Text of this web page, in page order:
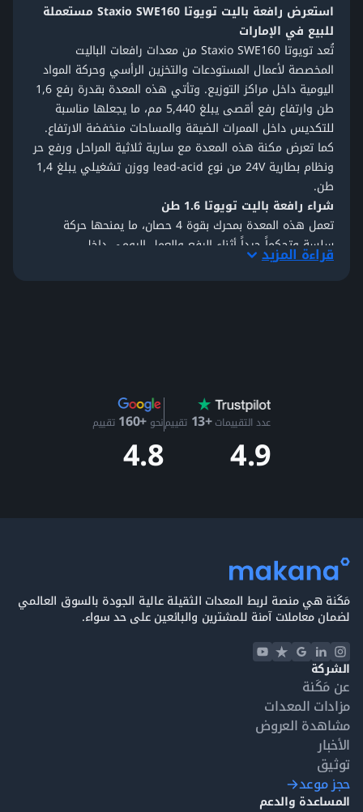
استعرض رافعة باليت تويوتا Staxio SWE160 مستعملة
للبيع في الإمارات
تُعد تويوتا Staxio SWE160 من معدات
رافعات الباليت
المخصصة لأعمال المستودعات والتخزين الرأسي وحركة المواد
اليومية داخل مراكز التوزيع. وتأتي هذه المعدة بقدرة رفع 1,6
طن وارتفاع رفع أقصى يبلغ 5,440 مم، ما يجعلها مناسبة
للتكديس داخل الممرات الضيقة والمساحات منخفضة الارتفاع.
كما تعرض مكنة هذه المعدة مع سارية ثلاثية المراحل ورفع حر
ونظام بطارية 24V من نوع lead-acid ووزن تشغيلي يبلغ 1,4
طن.
شراء رافعة باليت تويوتا 1.6 طن
تعمل هذه المعدة بمحرك بقوة 4 حصان، ما يمنحها حركة
سلسة وتحكماً جيداً أثناء الرفع والعمل اليومي داخل
المستودعات. كما أن تصميمها المدمج يساعد على المناورة
معدات مناولة المستودعات، مع معلومات فحص وخيارات معاينة
لبعض المعدات المعروضة. كما يمكن للمشتري
المواصفات الفنية واستخدام صفحة
المفاضلة بين أكثر من معدة مشابهة.
قراءة المزيد
عدد التقييمات+13 تقييم
4.9
نحو +160 تقييم
4.8
مَكَنة هي منصة لربط المعدات الثقيلة عالية الجودة بالسوق العالمي
لضمان معاملات آمنة للمشترين والبائعين على حد سواء.
الشركة
عن مَكَنة
مزادات المعدات
مشاهدة العروض
الأخبار
توثيق
حجز موعد
المساعدة والدعم